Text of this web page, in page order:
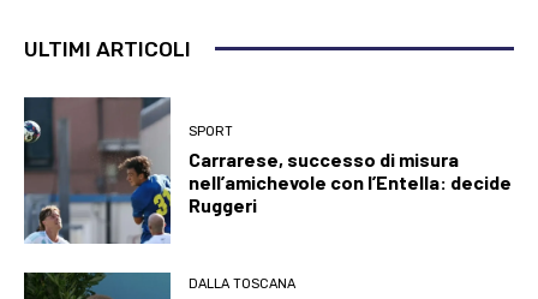
ULTIMI ARTICOLI
SPORT
Carrarese, successo di misura
nell’amichevole con l’Entella: decide
Ruggeri
DALLA TOSCANA